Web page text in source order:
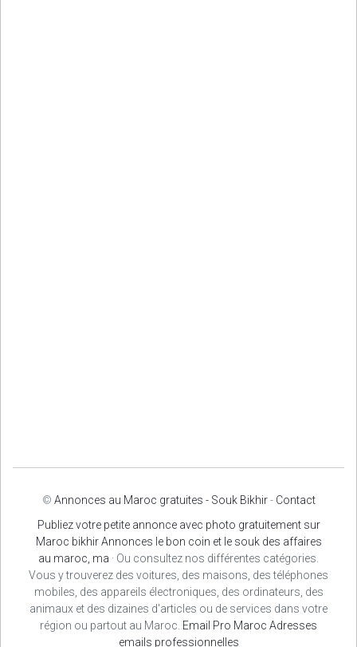
© Annonces au Maroc gratuites - Souk Bikhir- Contact
Publiez votre petite annonce avec photo gratuitement sur
Maroc bikhir Annonces le bon coin et le souk des affaires
au maroc, ma · Ou consultez nos différentes catégories.
Vous y trouverez des voitures, des maisons, des téléphones
mobiles, des appareils électroniques, des ordinateurs, des
animaux et des dizaines d'articles ou de services dans votre
région ou partout au Maroc. Email Pro Maroc Adresses
emails professionnelles